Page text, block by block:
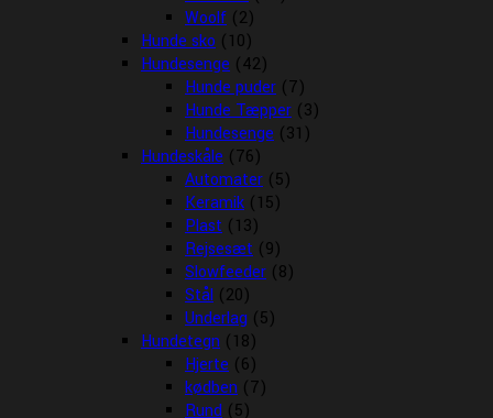
Woolf (2)
Hunde sko (10)
Hundesenge (42)
Hunde puder (7)
Hunde Tæpper (3)
Hundesenge (31)
Hundeskåle (76)
Automater (5)
Keramik (15)
Plast (13)
Rejsesæt (9)
Slowfeeder (8)
Stål (20)
Underlag (5)
Hundetegn (18)
Hjerte (6)
kødben (7)
Rund (5)